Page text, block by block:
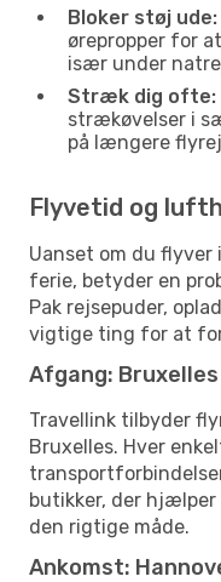
Bloker støj ude:
ørepropper for
især under
Stræk dig ofte:
strækøvelser i
på længere
Flyvetid og
Uanset om du
ferie, betyder en
Pak rejsepuder,
vigtige ting for at
Afgang:
Travellink tilbyder
Bruxelles. Hver
butikker, der
den rigtige måde.
Ankomst: